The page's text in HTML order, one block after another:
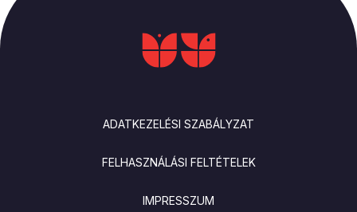
ADATKEZELÉSI SZABÁLYZAT
FELHASZNÁLÁSI FELTÉTELEK
IMPRESSZUM